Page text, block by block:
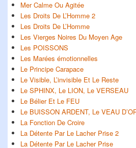
Mer Calme Ou Agitée
Les Droits De L’Homme 2
Les Droits De L’Homme
Les Vierges Noires Du Moyen Age
Les POISSONS
Les Marées émotionnelles
Le Principe Carapace
Le Visible, L’invisible Et Le Reste
Le SPHINX, Le LION, Le VERSEAU
Le Bélier Et Le FEU
Le BUISSON ARDENT, Le VEAU
La Fonction De Croire
La Détente Par Le Lacher Prise 2
La Détente Par Le Lacher Prise